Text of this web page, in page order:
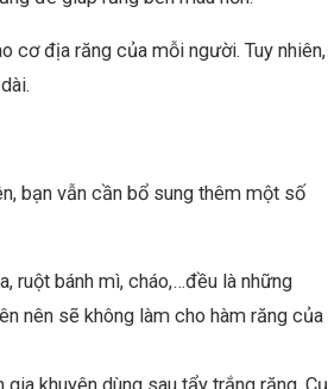
cơ địa răng của mỗi người. Tuy nhiên,
bạn vẫn cần bổ sung thêm một số
ruột bánh mì, cháo,…đều là những
nên sẽ không làm cho hàm răng của